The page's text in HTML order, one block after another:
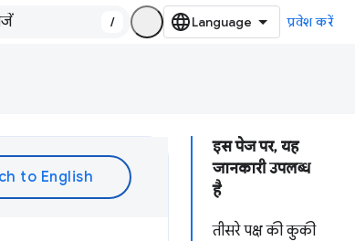
/ प्रवेश करें
इस पेज पर, यह
जानकारी उपलब्ध
है
तीसरे पक्ष की कुकी